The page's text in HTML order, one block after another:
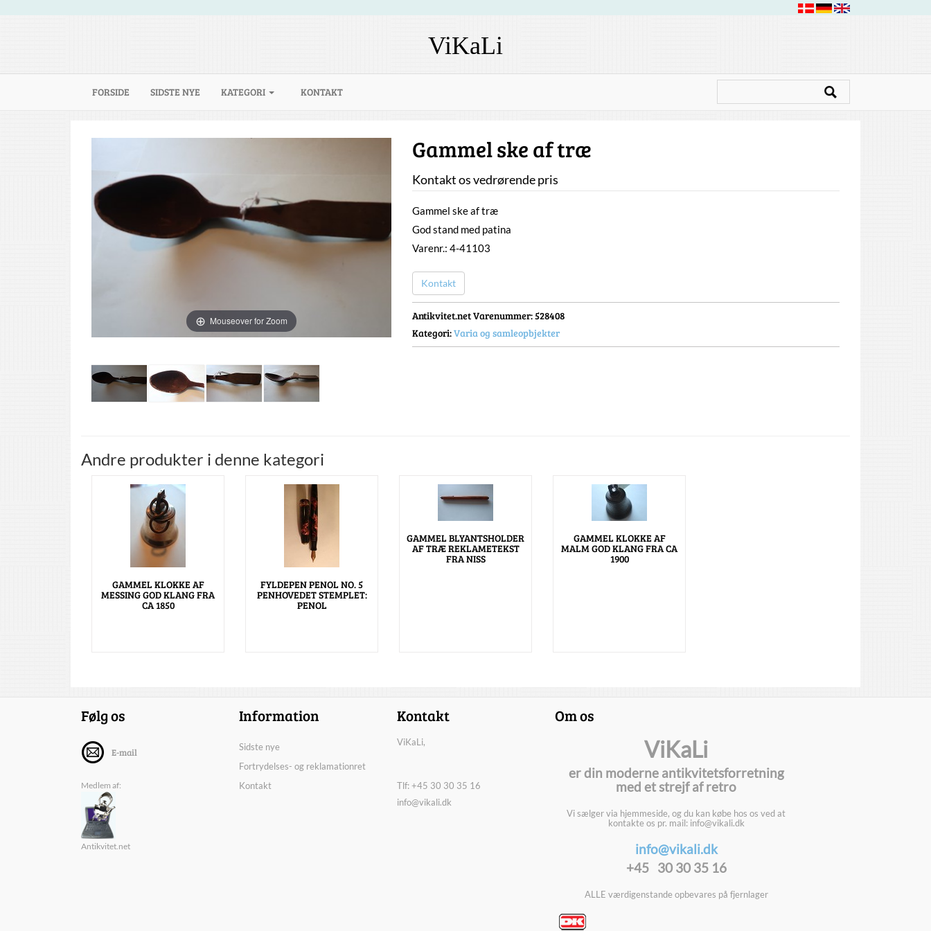
ViKaLi
FORSIDE (CURRENT)
SIDSTE NYE KATEGORI KONTAKT
Mouseover for Zoom
Gammel ske af træ
Kontakt os vedrørende pris
Gammel ske af træ
God stand med patina
Varenr.: 4-41103
Kontakt
Antikvitet.net Varenummer: 528408
Kategori:Varia og samleopbjekter
Andre produkter i denne kategori
GAMMEL KLOKKE AF
MESSING GOD KLANG FRA
CA 1850
FYLDEPEN PENOL NO. 5
PENHOVEDET STEMPLET:
PENOL
GAMMEL BLYANTSHOLDER
AF TRÆ REKLAMETEKST
FRA NISS
GAMMEL KLOKKE AF
MALM GOD KLANG FRA CA
1900
Følg os
E-mail
Medlem af:
Antikvitet.net
Information
Sidste nye
Fortrydelses- og reklamationret
Kontakt
Kontakt
ViKaLi,
Tlf: +45 30 30 35 16
info@vikali.dk
Om os
ViKaLi
er din moderne antikvitetsforretning
med et strejf af retro
Vi sælger via hjemmeside, og du kan købe hos os ved at
kontakte os pr. mail: info@vikali.dk
info@vikali.dk
+45 30 30 35 16
ALLE værdigenstande opbevares på fjernlager